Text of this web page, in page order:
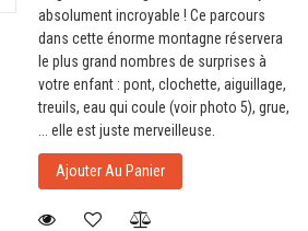
absolument incroyable ! Ce parcours
dans cette énorme montagne réservera
le plus grand nombres de surprises à
votre enfant : pont, clochette, aiguillage,
treuils, eau qui coule (voir photo 5), grue,
... elle est juste merveilleuse.
Ajouter Au Panier